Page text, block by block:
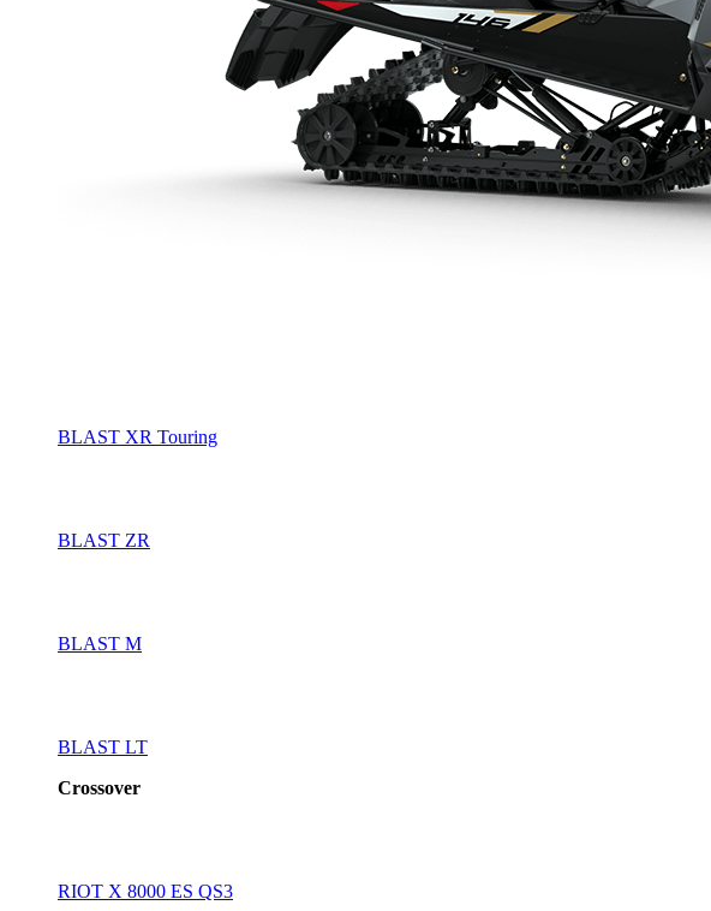
BLAST XR Touring
BLAST ZR
BLAST M
BLAST LT
Crossover
RIOT X 8000 ES QS3